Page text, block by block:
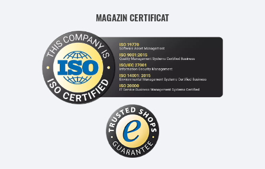
MAGAZIN CERTIFICAT